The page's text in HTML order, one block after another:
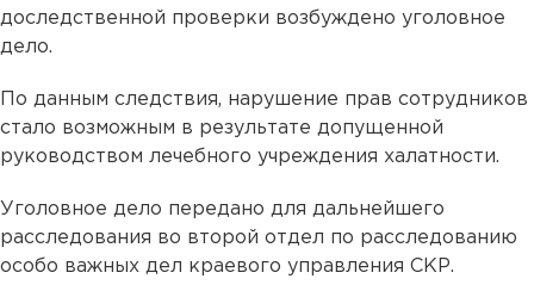
доследственной проверки возбуждено уголовное
дело.
По данным следствия, нарушение прав сотрудников
стало возможным в результате допущенной
руководством лечебного учреждения халатности.
Уголовное дело передано для дальнейшего
расследования во второй отдел по расследованию
особо важных дел краевого управления СКР.